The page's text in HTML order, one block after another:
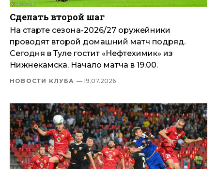
Сделать второй шаг
На старте сезона-2026/27 оружейники
проводят второй домашний матч подряд.
Сегодня в Туле гостит «Нефтехимик» из
Нижнекамска. Начало матча в 19.00.
НОВОСТИ КЛУБА — 19.07.2026